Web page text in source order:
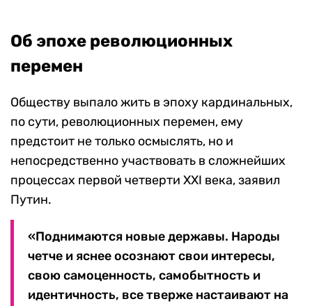
Об эпохе революционных
перемен
Обществу выпало жить в эпоху кардинальных,
по сути, революционных перемен, ему
предстоит не только осмыслять, но и
непосредственно участвовать в сложнейших
процессах первой четверти XXI века, заявил
Путин.
«Поднимаются новые державы. Народы
четче и яснее осознают свои интересы,
свою самоценность, самобытность и
идентичность, все тверже настаивают на